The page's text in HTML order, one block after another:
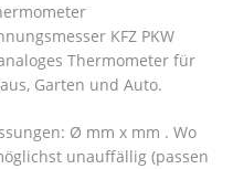
KFZ PKW
Thermometer für
Garten und Auto.
Ø mm x mm . Wo
unauffällig (passen